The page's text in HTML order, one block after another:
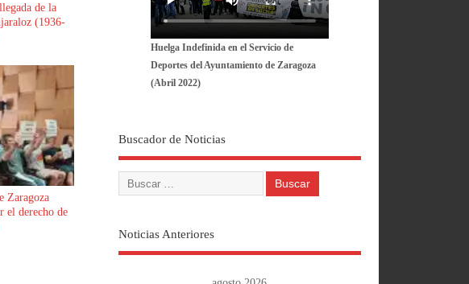
de la
(1936-
Zaragoza
el derecho de
Huelga Indefinida en el Servicio de
Deportes del Ayuntamiento de Zaragoza
(Abril 2022)
Buscador de Noticias
Noticias Anteriores